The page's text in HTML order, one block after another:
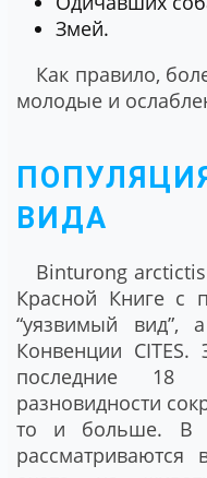
Змей.
Как правило,
молодые и
ВИДА
Binturong
Красной Книге с
“уязвимый вид”,
Конвенции
последние 18
разновидности
то и больше. В
рассматриваются